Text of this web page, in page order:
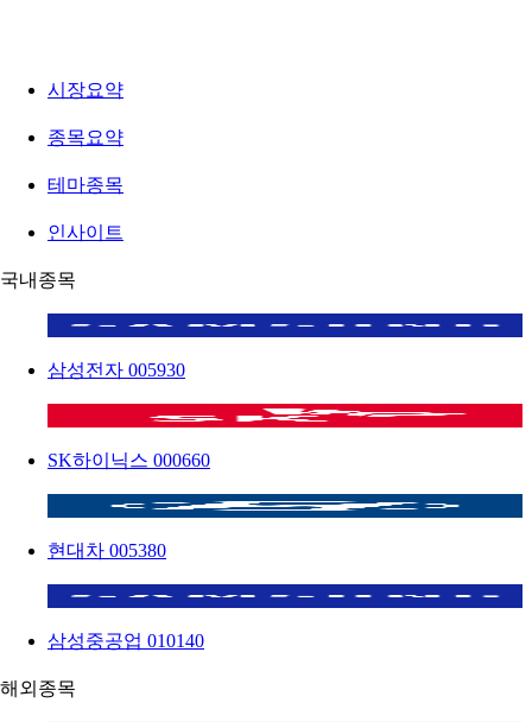
시장요약
종목요약
테마종목
인사이트
국내종목
삼성전자 005930
SK하이닉스 000660
현대차 005380
삼성중공업 010140
해외종목